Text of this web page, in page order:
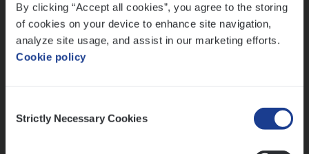
By clicking “Accept all cookies”, you agree to the storing
of cookies on your device to enhance site navigation,
analyze site usage, and assist in our marketing efforts.
Cookie policy
Selection
Strictly Necessary Cookies
Dos­sier­be­heer­der Gewaar­borgd Inkomen
Insurance Operations
Antwerpen